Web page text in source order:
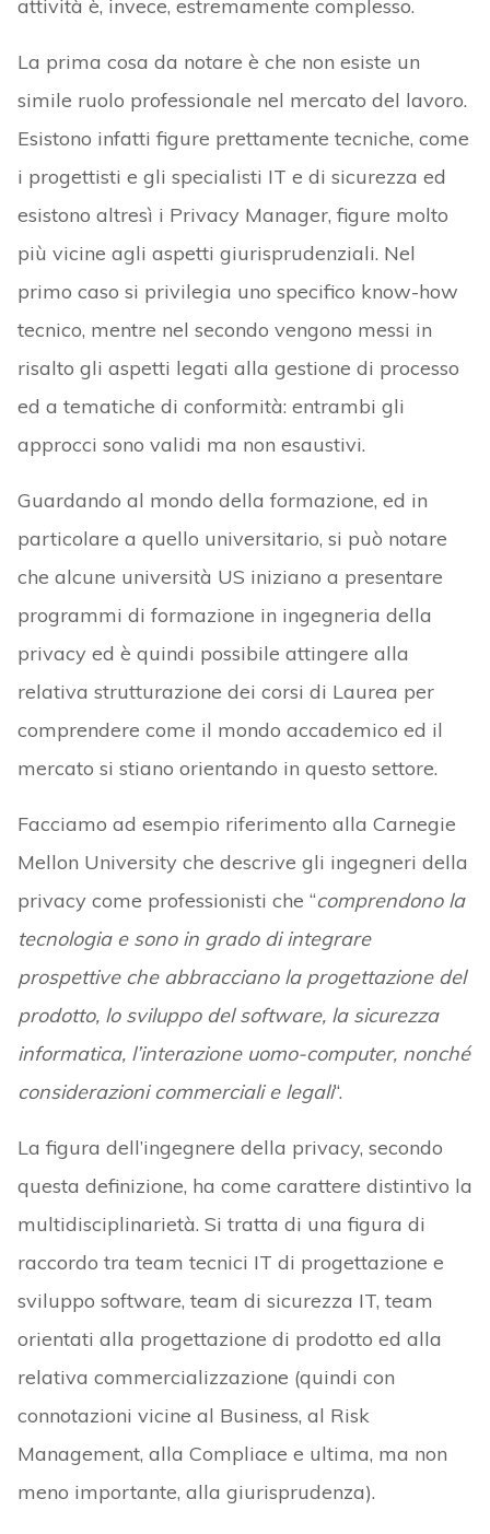
attività è, invece, estremamente complesso.
La prima cosa da notare è che non esiste un
simile ruolo professionale nel mercato del lavoro.
Esistono infatti figure prettamente tecniche, come
i progettisti e gli specialisti IT e di sicurezza ed
esistono altresì i Privacy Manager, figure molto
più vicine agli aspetti giurisprudenziali. Nel
primo caso si privilegia uno specifico know-how
tecnico, mentre nel secondo vengono messi in
risalto gli aspetti legati alla gestione di processo
ed a tematiche di conformità: entrambi gli
approcci sono validi ma non esaustivi.
Guardando al mondo della formazione, ed in
particolare a quello universitario, si può notare
che alcune università US iniziano a presentare
programmi di formazione in ingegneria della
privacy ed è quindi possibile attingere alla
relativa strutturazione dei corsi di Laurea per
comprendere come il mondo accademico ed il
mercato si stiano orientando in questo settore.
Facciamo ad esempio riferimento alla Carnegie
Mellon University che descrive gli ingegneri della
privacy come professionisti che “comprendono la
tecnologia e sono in grado di integrare
prospettive che abbracciano la progettazione del
prodotto, lo sviluppo del software, la sicurezza
informatica, l’interazione uomo-computer, nonché
considerazioni commerciali e legali“.
La figura dell’ingegnere della privacy, secondo
questa definizione, ha come carattere distintivo la
multidisciplinarietà. Si tratta di una figura di
raccordo tra team tecnici IT di progettazione e
sviluppo software, team di sicurezza IT, team
orientati alla progettazione di prodotto ed alla
relativa commercializzazione (quindi con
connotazioni vicine al Business, al Risk
Management, alla Compliace e ultima, ma non
meno importante, alla giurisprudenza).